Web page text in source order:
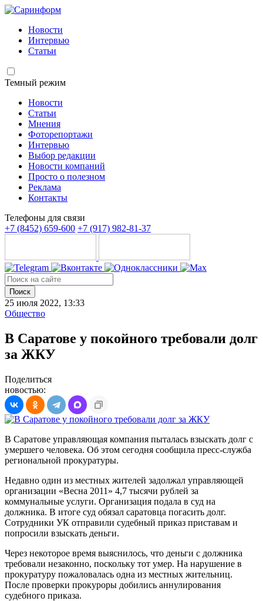
Новости
Интервью
Статьи
Темный режим
Новости
Статьи
Мнения
Фоторепортажи
Интервью
Выбор редакции
Новости компаний
Просто о полезном
Реклама
Контакты
Телефоны для связи
+7 (8452) 659-600 +7 (917) 982-81-37
Поиск
25 июля 2022, 13:33
Общество
В Саратове у покойного требовали долг
за ЖКУ
Поделиться
новостью:
В Саратове управляющая компания пыталась взыскать долг с
умершего человека. Об этом сегодня сообщила пресс-служба
региональной прокуратуры.
Недавно один из местных жителей задолжал управляющей
организации «Весна 2011» 4,7 тысячи рублей за
коммунальные услуги. Организация подала в суд на
должника. В итоге суд обязал саратовца погасить долг.
Сотрудники УК отправили судебный приказ приставам и
попросили взыскать деньги.
Через некоторое время выяснилось, что деньги с должника
требовали незаконно, поскольку тот умер. На нарушение в
прокуратуру пожаловалась одна из местных жительниц.
После проверки прокуроры добились аннулирования
судебного приказа.